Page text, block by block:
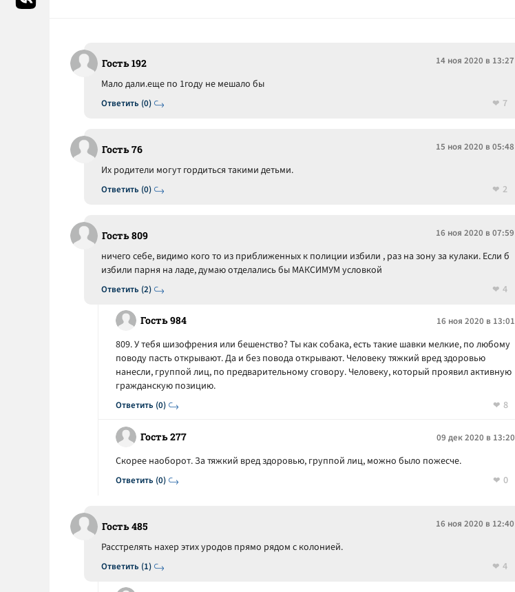
Гость 192 14 ноя 2020 в 13:27
Ответить (0)
Мало дали.еще по 1году не мешало бы
7
Гость 76 15 ноя 2020 в 05:48
Ответить (0)
Их родители могут гордиться такими детьми.
2
Гость 809 16 ноя 2020 в 07:59
Ответить (2)
ничего себе, видимо кого то из приближенных к полиции избили , раз на зону за кулаки. Если б
избили парня на ладе, думаю отделались бы МАКСИМУМ условкой
4
Гость 984 16 ноя 2020 в 13:01
Ответить (0)
809. У тебя шизофрения или бешенство? Ты как собака, есть такие шавки мелкие, по любому
поводу пасть открывают. Да и без повода открывают. Человеку тяжкий вред здоровью
нанесли, группой лиц, по предварительному сговору. Человеку, который проявил активную
гражданскую позицию.
8
Гость 277 09 дек 2020 в 13:20
Ответить (0)
Скорее наоборот. За тяжкий вред здоровью, группой лиц, можно было пожесче.
0
Гость 485 16 ноя 2020 в 12:40
Ответить (1)
Расстрелять нахер этих уродов прямо рядом с колонией.
4